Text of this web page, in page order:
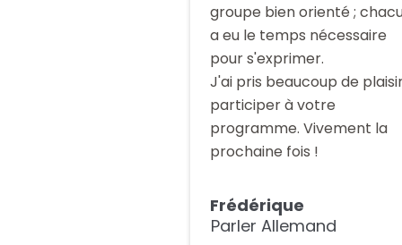
groupe bien orienté ;
a eu le temps nécessaire
pour s'exprimer.
J'ai pris beaucoup de
participer à votre
programme. Vivement la
prochaine fois !
Frédérique
Parler Allemand